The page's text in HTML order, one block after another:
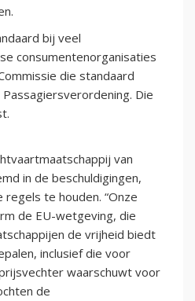
bij veel
consumentenorganisaties
die standaard
Die
van
in de beschuldigingen,
te houden. “Onze
de EU-wetgeving, die
de vrijheid biedt
inclusief die voor
waarschuwt voor
de